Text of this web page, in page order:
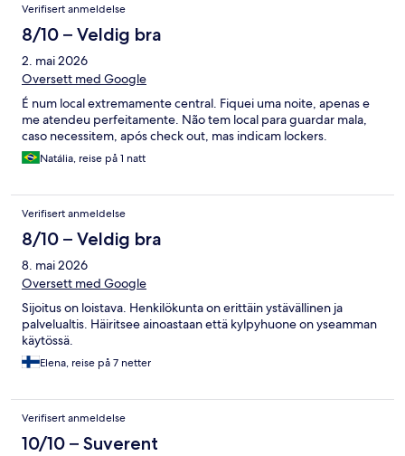
Verifisert anmeldelse
8/10 – Veldig bra
2. mai 2026
Oversett med Google
É num local extremamente central. Fiquei uma noite, apenas e
me atendeu perfeitamente. Não tem local para guardar mala,
caso necessitem, após check out, mas indicam lockers.
Natália, reise på 1 natt
Verifisert anmeldelse
8/10 – Veldig bra
8. mai 2026
Oversett med Google
Sijoitus on loistava. Henkilökunta on erittäin ystävällinen ja
palvelualtis. Häiritsee ainoastaan että kylpyhuone on yseamman
käytössä.
Elena, reise på 7 netter
Verifisert anmeldelse
10/10 – Suverent